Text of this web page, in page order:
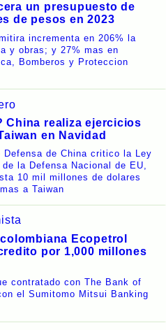
un presupuesto de
de pesos en 2023
incrementa en 206% la
y obras; y 27% mas en
Bomberos y Proteccion
China realiza ejercicios
en Navidad
Defensa de China critico la Ley
la Defensa Nacional de EU,
10 mil millones de dolares
a Taiwan
Ecopetrol
por 1,000 millones
contratado con The Bank of
el Sumitomo Mitsui Banking